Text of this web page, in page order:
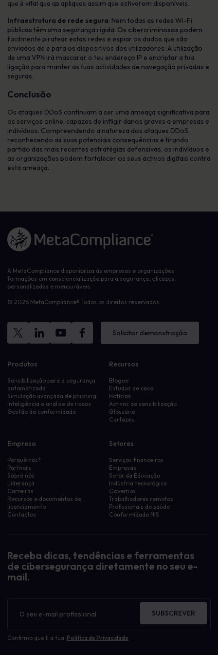
que é vital que as apliques assim que estiverem disponíveis.
Infraestrutura de rede segura: Nem todas as redes Wi-Fi
públicas têm uma segurança rígida. Os cibercriminosos podem
facilmente piratear estas redes e espiar os dados que são
enviados de e para os dispositivos dos utilizadores. A utilização
de uma VPN irá mascarar o teu endereço IP e encriptar a tua
ligação para manter as tuas actividades de navegação privadas e
seguras.
Conclusão
Os ataques DDoS continuam a ser uma ameaça significativa para
os serviços online, capazes de infligir danos graves a empresas e
indivíduos. Compreendendo a natureza dos ataques DDoS,
reconhecendo as suas potenciais consequências e tirando
partido das mais recentes estratégias defensivas, os indivíduos e
as organizações podem fortalecer os seus activos digitais contra
esta ameaça.
Ligação à página inicial
A MetaCompliance disponibiliza às empresas e organizações
formações em consciencialização para a segurança, eficazes,
personalizadas e mensuráveis.
© 2026 MetaCompliance® Todos os direitos reservados.
Solicitar demonstração
Produtos
Sensibilização para a segurança
automatizada
Simulação avançada de phishing
Inteligência e análise de riscos
Gestão da conformidade
Recursos
Blogue
Estudos de caso
Notícias
Activos de sensibilização
Glossário
Cartazes
Empresa
Porquê nós?
Partners
Sobre nós
Liderança
Carreiras
Recursos e documentos de
licenciamento
Contactos
Setores
Serviços financeiros
Empresas
Setor da Educação
Indústria tecnológica
Governos
Trabalhadores remotos
Profissionais de saúde
Conformidade NIS
Receba dicas, tendências e ferramentas
de cibersegurança diretamente no seu e-
mail.
informativo
Confirmo que li a tua Política de Privacidade
SUBSCREVER